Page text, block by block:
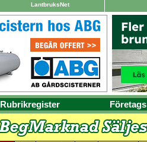
LantbruksNet
Rubrikregister